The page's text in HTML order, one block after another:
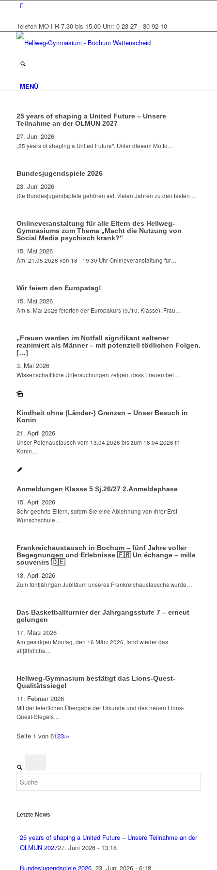
Telefon MO-FR 7.30 bis 15.00 Uhr: 0 23 27 - 30 92 10
MENÜ
25 years of shaping a United Future – Unsere
Teilnahme an der OLMUN 2027
27. Juni 2026
„25 years of shaping a United Future''. Unter diesem Motto…
Bundesjugendspiele 2026
23. Juni 2026
Die Bundesjugendspiele gehören seit vielen Jahren zu den festen…
Onlineveranstaltung für alle Eltern des Hellweg-
Gymnasiums zum Thema „Macht die Nutzung von
Social Media psychisch krank?“
15. Mai 2026
Am: 21.05.2026 von 18 - 19:30 Uhr Onlineveranstaltung für…
Wir feiern den Europatag!
15. Mai 2026
Am 8. Mai 2026 feierten der Europakurs (9./10. Klasse), Frau…
„Frauen werden im Notfall signifikant seltener
reanimiert als Männer – mit potenziell tödlichen Folgen.
[…]
3. Mai 2026
Wissenschaftliche Untersuchungen zeigen, dass Frauen bei…
Kindheit ohne (Länder-) Grenzen – Unser Besuch in
Konin
21. April 2026
Unser Polenaustausch vom 13.04.2026 bis zum 18.04.2026 in
Konin…
Anmeldungen Klasse 5 Sj.26/27 2.Anmeldephase
15. April 2026
Sehr geehrte Eltern, sofern Sie eine Ablehnung von ihrer Erst-
Wunschschule…
Frankreichaustausch in Bochum – fünf Jahre voller
Begegnungen und Erlebnisse 🇫🇷 Un échange – mille
souvenirs 🇩🇪
13. April 2026
Zum fünfjährigen Jubiläum unseres Frankreichaustauschs wurde…
Das Basketballturnier der Jahrgangsstufe 7 – erneut
gelungen
17. März 2026
Am gestrigen Montag, den 16 März 2026, fand wieder das
alljährliche…
Hellweg-Gymnasium bestätigt das Lions-Quest-
Qualitätssiegel
11. Februar 2026
Mit der feierlichen Übergabe der Urkunde und des neuen Lions-
Quest-Siegels…
Seite 1 von 6123›»
Letzte News
25 years of shaping a United Future – Unsere Teilnahme an der
OLMUN 202727. Juni 2026 - 13:18
Bundesjugendspiele 2026 23. Juni 2026 - 6:18